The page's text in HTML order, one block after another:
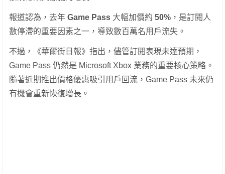
報道認為，去年 Game Pass 大幅加價約 50% ，是訂閱人
數停滯的重要因素之一，導致數百萬名用戶流失。
不過，《華爾街日報》指出，儘管訂閱表現未達預期，
Game Pass 仍然是 Microsoft Xbox 業務的重要核心策略。
隨著近期推出價格優惠吸引用戶回流，Game Pass 未來仍
有機會重新恢復增長。